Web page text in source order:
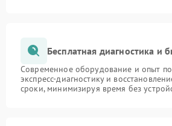
Бесплатная диагностика и
Современное оборудование и опыт
экспресс-диагностику и
сроки, минимизируя время без